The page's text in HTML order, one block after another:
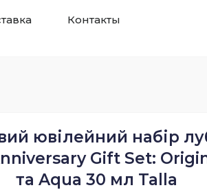
Контакты
ювілейний набір
Gift Set:
та Aqua 30 мл Talla